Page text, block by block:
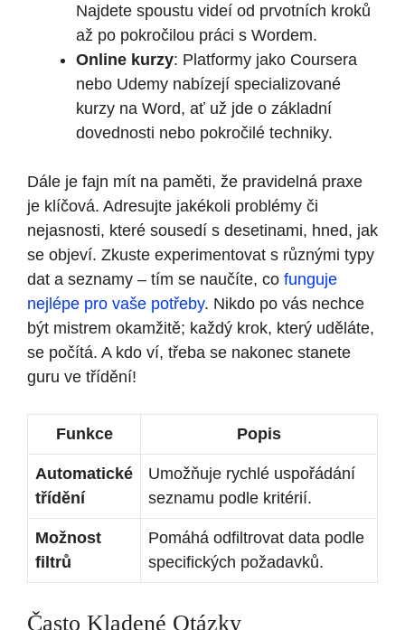
Najdete spoustu videí od prvotních kroků
až po pokročilou práci s Wordem.
Online kurzy: Platformy jako Coursera
nebo Udemy nabízejí specializované
kurzy na Word, ať už jde o základní
dovednosti nebo pokročilé techniky.
Dále je fajn mít na paměti, že pravidelná praxe
je klíčová. Adresujte jakékoli problémy či
nejasnosti, které sousedí s desetinami, hned, jak
se objeví. Zkuste experimentovat s různými typy
dat a seznamy – tím se naučíte, co funguje
nejlépe pro vaše potřeby. Nikdo po vás nechce
být mistrem okamžitě; každý krok, který uděláte,
se počítá. A kdo ví, třeba se nakonec stanete
guru ve třídění!
Funkce Popis
Automatické
třídění
Umožňuje rychlé uspořádání
seznamu podle kritérií.
Možnost
filtrů
Pomáhá odfiltrovat data podle
specifických požadavků.
Často Kladené Otázky